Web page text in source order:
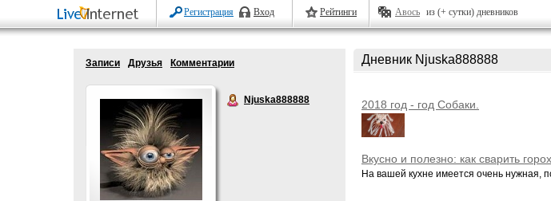
Регистрация Вход Рейтинги Авось из (+ сутки) дневников
Записи Друзья Комментарии
Njuska888888
Дневник Njuska888888
2018 год - год Собаки.
Вкусно и полезно: как сварить
На вашей кухне имеется очень нужная,